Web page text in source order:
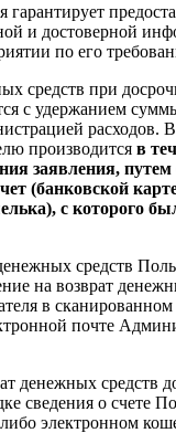
и достоверной
по его
средств при
с удержанием
расходов.
производится в
заявления, путем
(банковской
с которого
средств
на возврат
в
почте
денежных средств
сведения о счете
электронном